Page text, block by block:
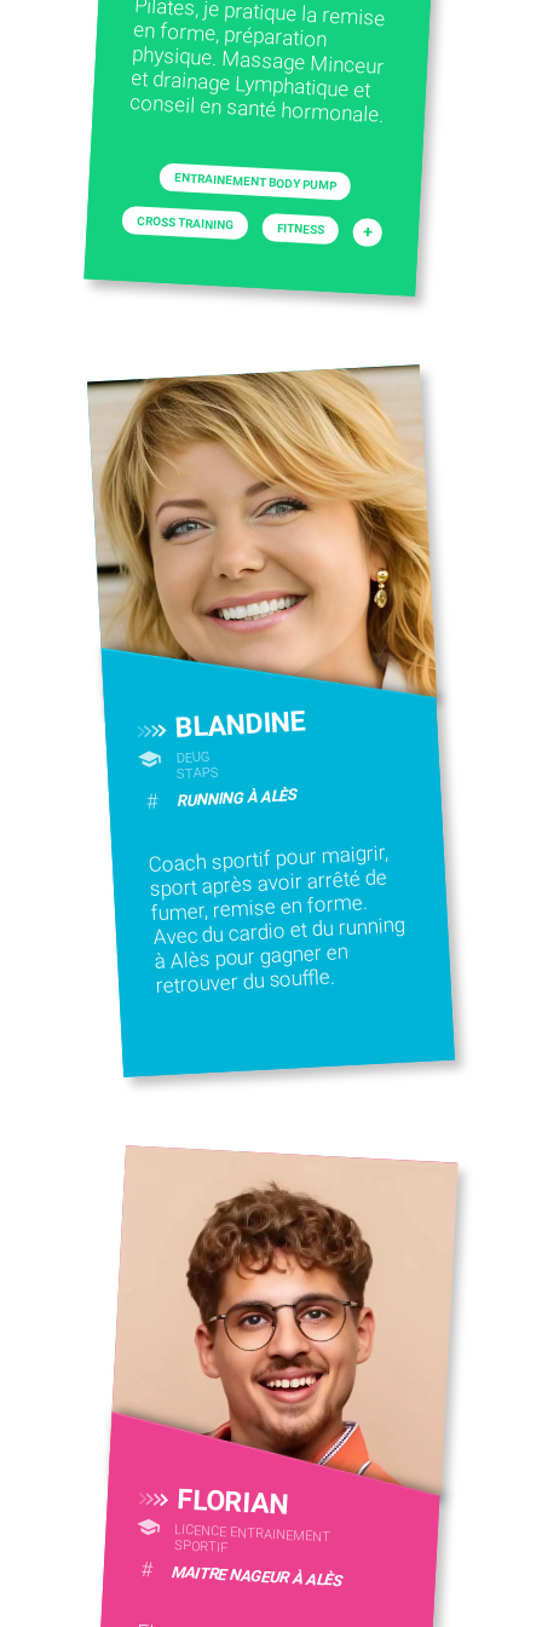
conseil en santé hormonale.
ENTRAINEMENT BODY PUMP
CROSS TRAINING FITNESS +
BLANDINE
DEUG
STAPS
# RUNNING À ALÈS
Coach sportif pour maigrir,
sport après avoir arrêté de
fumer, remise en forme.
Avec du cardio et du running
à Alès pour gagner en
retrouver du souffle.
FLORIAN
LICENCE ENTRAINEMENT
SPORTIF
# MAITRE NAGEUR À ALÈS